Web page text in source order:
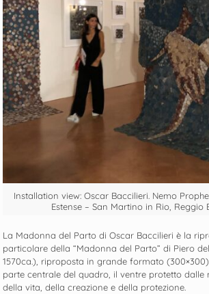
Installation view: Oscar Baccilieri. Nemo
Estense – San Martino in Rio, Reggio
La Madonna del Parto di Oscar Baccilieri è la
particolare della “Madonna del Parto” di Piero
1570ca.), riproposta in grande formato
parte centrale del quadro, il ventre protetto dalle
della vita, della creazione e della protezione.